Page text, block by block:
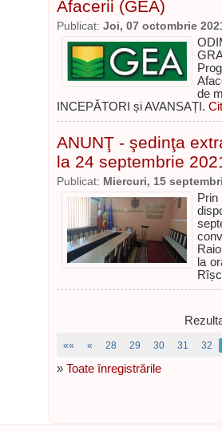
Afacerii (GEA)
Publicat: Joi, 07 octombrie
de
INCEPĂTORI și AVANSAȚI.
ANUNŢ - şedinţa
la 24 septembrie
Publicat: Miercuri, 15
la
«« « 28 29 30 31 32
» Toate înregistrările